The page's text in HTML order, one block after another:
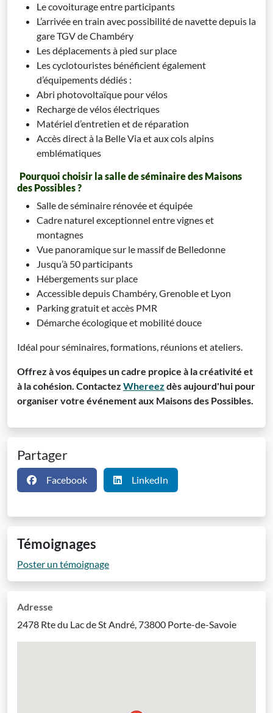
Le covoiturage entre participants
L’arrivée en train avec possibilité de navette depuis la
gare TGV de Chambéry
Les déplacements à pied sur place
Les cyclotouristes bénéficient également
d’équipements dédiés :
Abri photovoltaïque pour vélos
Recharge de vélos électriques
Matériel d’entretien et de réparation
Accès direct à la Belle Via et aux cols alpins
emblématiques
Pourquoi choisir la salle de séminaire des Maisons
des Possibles ?
Salle de séminaire rénovée et équipée
Cadre naturel exceptionnel entre vignes et
montagnes
Vue panoramique sur le massif de Belledonne
Jusqu’à 50 participants
Hébergements sur place
Accessible depuis Chambéry, Grenoble et Lyon
Parking gratuit et accès PMR
Démarche écologique et mobilité douce
Idéal pour séminaires, formations, réunions et ateliers.
Offrez à vos équipes un cadre propice à la créativité et
à la cohésion. Contactez Whereez dès aujourd'hui pour
organiser votre événement aux Maisons des Possibles.
Partager
Facebook LinkedIn
Témoignages
Poster un témoignage
Adresse
2478 Rte du Lac de St André, 73800 Porte-de-Savoie